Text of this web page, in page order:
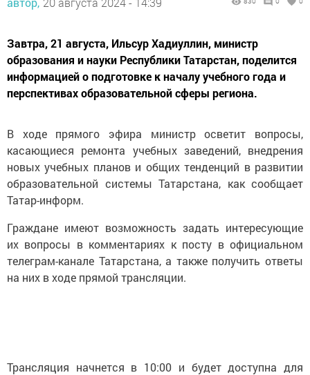
Завтра, 21 августа, Ильсур Хадиуллин, министр
образования и науки Республики Татарстан, поделится
информацией о подготовке к началу учебного года и
перспективах образовательной сферы региона.
В ходе прямого эфира министр осветит вопросы,
касающиеся ремонта учебных заведений, внедрения
новых учебных планов и общих тенденций в развитии
образовательной системы Татарстана, как сообщает
Татар-информ.
Граждане имеют возможность задать интересующие
их вопросы в комментариях к посту в официальном
телеграм-канале Татарстана, а также получить ответы
на них в ходе прямой трансляции.
Трансляция начнется в 10:00 и будет доступна для